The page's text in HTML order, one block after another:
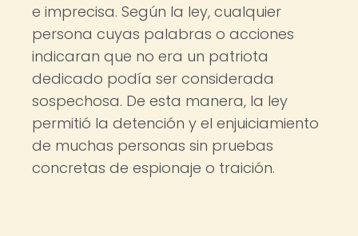
e imprecisa. Según la ley, cualquier
persona cuyas palabras o acciones
indicaran que no era un patriota
dedicado podía ser considerada
sospechosa. De esta manera, la ley
permitió la detención y el enjuiciamiento
de muchas personas sin pruebas
concretas de espionaje o traición.